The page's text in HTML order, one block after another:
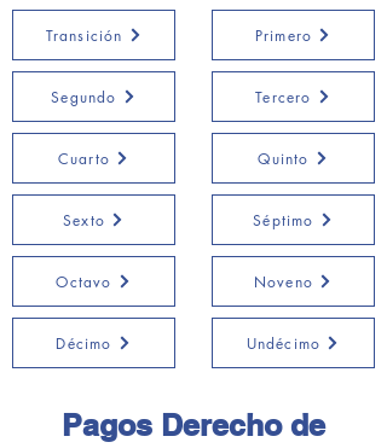
Transición
Segundo
Cuarto
Sexto
Octavo
Décimo
Primero
Tercero
Quinto
Séptimo
Noveno
Undécimo
Pagos Derecho de